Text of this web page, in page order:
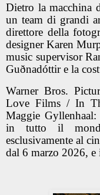
Dietro la macchina
un team di grandi
direttore della
designer Karen
music supervisor
Guðnadóttir e la
Warner Bros.
Love Films / In
Maggie Gyllenhaal:
in tutto il
esclusivamente al
dal 6 marzo 2026,